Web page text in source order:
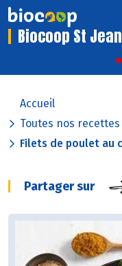
Biocoop St
Accueil
Toutes nos recettes
Filets de poulet au
Partager sur